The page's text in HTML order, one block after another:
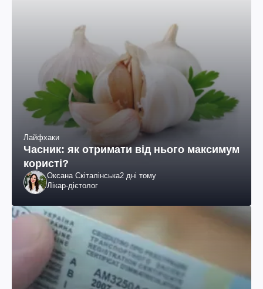
Лайфхаки
Часник: як отримати від нього максимум
користі?
Оксана Скіталінська2 дні тому
Лікар-дієтолог